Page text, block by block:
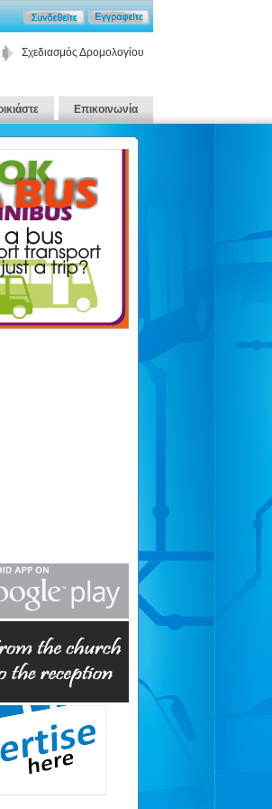
Σχεδιασμός Δρομολογίου
Επικοινωνία